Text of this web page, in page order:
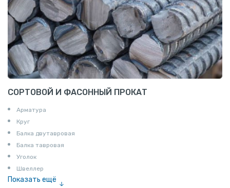
СОРТОВОЙ И ФАСОННЫЙ ПРОКАТ
Арматура
Круг
Балка двутавровая
Балка тавровая
Уголок
Швеллер
Показать ещё